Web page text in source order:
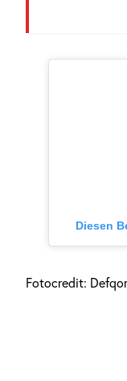
Diesen
Fotocredit: